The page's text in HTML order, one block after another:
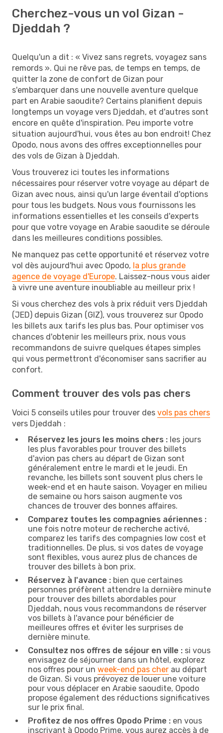
Cherchez-vous un vol Gizan -
Djeddah ?
Quelqu'un a dit : « Vivez sans regrets, voyagez sans
remords ». Qui ne rêve pas, de temps en temps, de
quitter la zone de confort de Gizan pour
s'embarquer dans une nouvelle aventure quelque
part en Arabie saoudite? Certains planifient depuis
longtemps un voyage vers Djeddah, et d'autres sont
encore en quête d'inspiration. Peu importe votre
situation aujourd'hui, vous êtes au bon endroit! Chez
Opodo, nous avons des offres exceptionnelles pour
des vols de Gizan à Djeddah.
Vous trouverez ici toutes les informations
nécessaires pour réserver votre voyage au départ de
Gizan avec nous, ainsi qu'un large éventail d'options
pour tous les budgets. Nous vous fournissons les
informations essentielles et les conseils d'experts
pour que votre voyage en Arabie saoudite se déroule
dans les meilleures conditions possibles.
Ne manquez pas cette opportunité et réservez votre
vol dès aujourd'hui avec Opodo, la plus grande
agence de voyage d'Europe. Laissez-nous vous aider
à vivre une aventure inoubliable au meilleur prix !
Si vous cherchez des vols à prix réduit vers Djeddah
(JED) depuis Gizan (GIZ), vous trouverez sur Opodo
les billets aux tarifs les plus bas. Pour optimiser vos
chances d'obtenir les meilleurs prix, nous vous
recommandons de suivre quelques étapes simples
qui vous permettront d'économiser sans sacrifier au
confort.
Comment trouver des vols pas chers
Voici 5 conseils utiles pour trouver des vols pas chers
vers Djeddah :
Réservez les jours les moins chers : les jours
les plus favorables pour trouver des billets
d'avion pas chers au départ de Gizan sont
généralement entre le mardi et le jeudi. En
revanche, les billets sont souvent plus chers le
week-end et en haute saison. Voyager en milieu
de semaine ou hors saison augmente vos
chances de trouver des bonnes affaires.
Comparez toutes les compagnies aériennes :
une fois notre moteur de recherche activé,
comparez les tarifs des compagnies low cost et
traditionnelles. De plus, si vos dates de voyage
sont flexibles, vous aurez plus de chances de
trouver des billets à bon prix.
Réservez à l'avance : bien que certaines
personnes préfèrent attendre la dernière minute
pour trouver des billets abordables pour
Djeddah, nous vous recommandons de réserver
vos billets à l'avance pour bénéficier de
meilleures offres et éviter les surprises de
dernière minute.
Consultez nos offres de séjour en ville : si vous
envisagez de séjourner dans un hôtel, explorez
nos offres pour un week-end pas cher au départ
de Gizan. Si vous prévoyez de louer une voiture
pour vous déplacer en Arabie saoudite, Opodo
propose également des réductions significatives
sur le prix final.
Profitez de nos offres Opodo Prime : en vous
inscrivant à Opodo Prime, vous aurez accès à de